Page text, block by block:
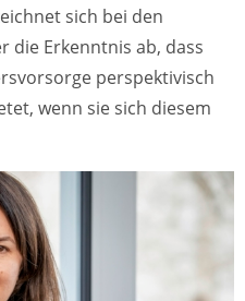
sich bei den
Erkenntnis ab, dass
perspektivisch
wenn sie sich diesem